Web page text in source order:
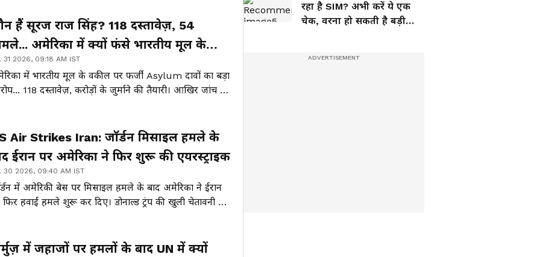
हैं सूरज राज सिंह? 118 दस्तावेज़, 54
अमेरिका में क्यों फंसे भारतीय मूल के
31 2026, 09:18 AM IST
में भारतीय मूल के वकील पर फर्जी Asylum दावों का बड़ा
118 दस्तावेज़, करोड़ों के जुर्माने की तैयारी। आखिर जांच में
Air Strikes Iran: जॉर्डन मिसाइल हमले के
ईरान पर अमेरिका ने फिर शुरू की एयरस्ट्राइक
30 2026, 09:40 AM IST
में अमेरिकी बेस पर मिसाइल हमले के बाद अमेरिका ने ईरान
फिर हवाई हमले शुरू कर दिए। डोनाल्ड ट्रंप की खुली चेतावनी के
में जहाजों पर हमलों के बाद UN में क्यों
रहा है SIM? अभी करें ये एक
चेक, वरना हो सकती है बड़ी